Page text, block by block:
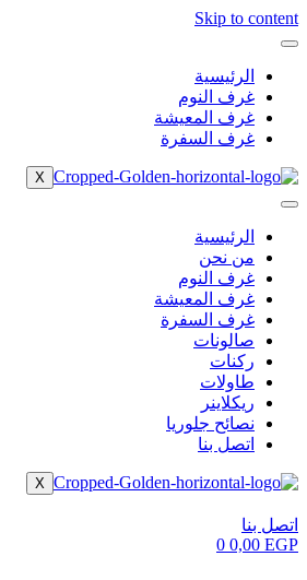
Skip to content
الرئيسية
غرف النوم
غرف المعيشة
غرف السفرة
X
الرئيسية
من نحن
غرف النوم
غرف المعيشة
غرف السفرة
صالونات
ركنات
طاولات
ريكلاينر
نصائح جلوريا
اتصل بنا
X
اتصل بنا
0,00 EGP
0